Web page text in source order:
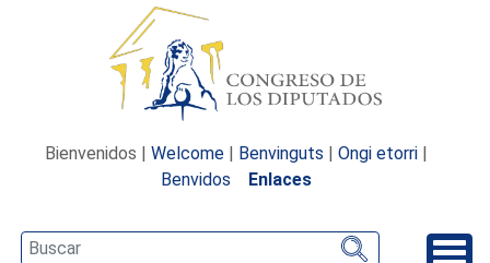
Bienvenidos | Welcome | Benvinguts | Ongi etorri |
Benvidos
Enlaces